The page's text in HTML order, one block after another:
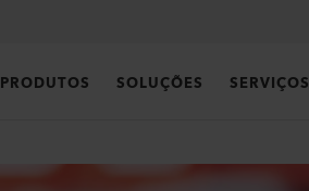
PRODUTOS SOLUÇÕES SERVIÇOS